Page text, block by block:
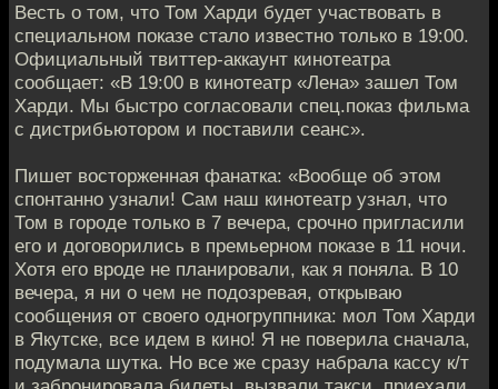
Весть о том, что Том Харди будет участвовать в
специальном показе стало известно только в 19:00.
Официальный твиттер-аккаунт кинотеатра
сообщает: «В 19:00 в кинотеатр «Лена» зашел Том
Харди. Мы быстро согласовали спец.показ фильма
с дистрибьютором и поставили сеанс».
Пишет восторженная фанатка: «Вообще об этом
спонтанно узнали! Сам наш кинотеатр узнал, что
Том в городе только в 7 вечера, срочно пригласили
его и договорились в премьерном показе в 11 ночи.
Хотя его вроде не планировали, как я поняла. В 10
вечера, я ни о чем не подозревая, открываю
сообщения от своего одногруппника: мол Том Харди
в Якутске, все идем в кино! Я не поверила сначала,
подумала шутка. Но все же сразу набрала кассу к/т